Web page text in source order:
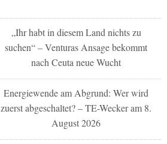
„Ihr habt in diesem Land nichts zu
suchen“ – Venturas Ansage bekommt
nach Ceuta neue Wucht
Energiewende am Abgrund: Wer wird
zuerst abgeschaltet? – TE-Wecker am 8.
August 2026